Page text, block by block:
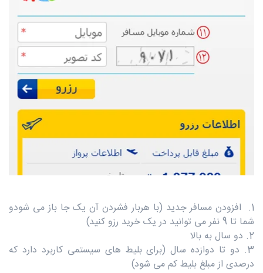
1. افزودن مسافر جدید (با هربار فشردن آن یک جا باز می شودو
شما تا 9 نفر می توانید در یک خرید رزو کنید)
2. دو سال به بالا
3. دو تا دوازده سال (برای بلیط های سیستمی کاربرد دارد که
درصدی از مبلغ بلیط کم می شود)